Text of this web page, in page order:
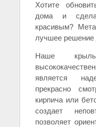
Хотите
дома и
красивым?
лучшее решение
Наше
является
прекрасно
кирпича или
создает
позволяет